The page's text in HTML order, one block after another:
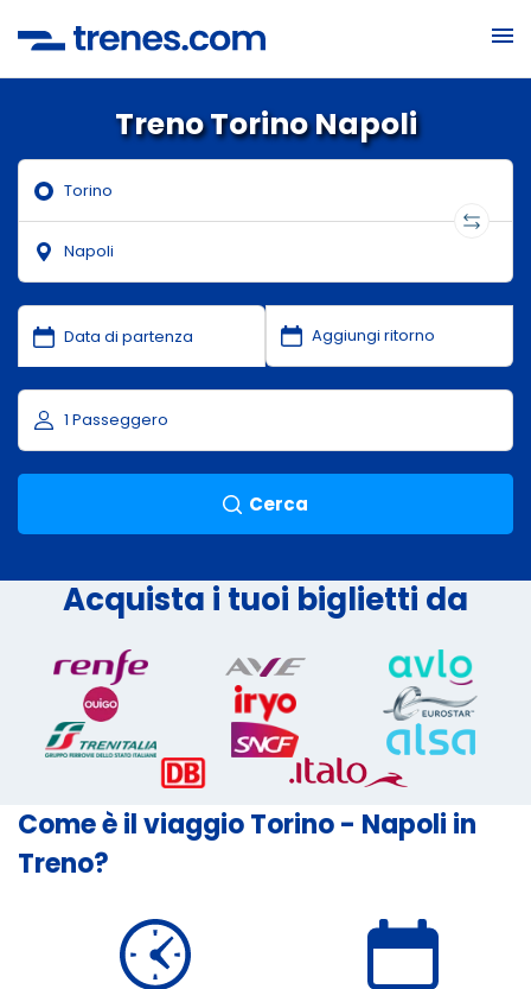
Treno Torino Napoli
Cerca
Acquista i tuoi biglietti da
Come è il viaggio Torino - Napoli in
Treno?